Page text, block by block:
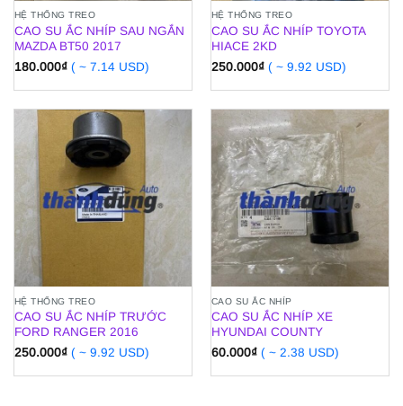
HỆ THỐNG TREO
CAO SU ẮC NHÍP SAU NGẮN
MAZDA BT50 2017
180.000₫ ( ~ 7.14 USD)
HỆ THỐNG TREO
CAO SU ẮC NHÍP TOYOTA
HIACE 2KD
250.000₫ ( ~ 9.92 USD)
HỆ THỐNG TREO
CAO SU ẮC NHÍP TRƯỚC
FORD RANGER 2016
250.000₫ ( ~ 9.92 USD)
CAO SU ẮC NHÍP
CAO SU ẮC NHÍP XE
HYUNDAI COUNTY
60.000₫ ( ~ 2.38 USD)